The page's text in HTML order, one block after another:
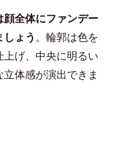
全体にファンデー
ょう 。輪郭は色を
げ、中央に明るい
体感が演出できま